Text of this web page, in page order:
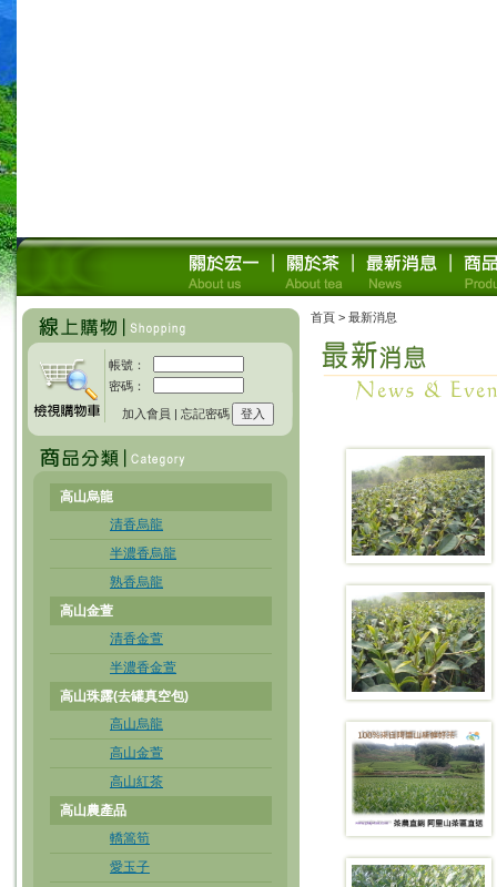
帳號：
密碼：
加入會員 | 忘記密碼
高山烏龍
清香烏龍
半濃香烏龍
熟香烏龍
高山金萱
清香金萱
半濃香金萱
高山珠露(去罐真空包)
高山烏龍
高山金萱
高山紅茶
高山農產品
轎篙筍
愛玉子
首頁 > 最新消息